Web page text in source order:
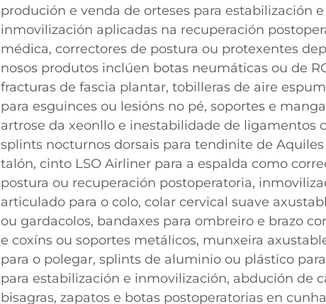
produción e venda de orteses para estabilización e
inmovilización aplicadas na recuperación
médica, correctores de postura ou protexentes
nosos produtos inclúen botas neumáticas ou de
fracturas de fascia plantar, tobilleras de aire
para esguinces ou lesións no pé, soportes e
artrose da xeonllo e inestabilidade de ligamentos
splints nocturnos dorsais para tendinite de
talón, cinto LSO Airliner para a espalda como
postura ou recuperación postoperatoria,
articulado para o colo, colar cervical suave
ou gardacolos, bandaxes para ombreiro e brazo
e coxíns ou soportes metálicos, munxeira
para o polegar, splints de aluminio ou plástico
para estabilización e inmovilización, abdución de
bisagras, zapatos e botas postoperatorias en